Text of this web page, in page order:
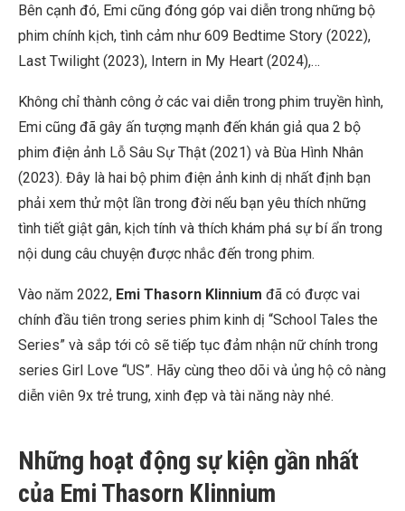
Bên cạnh đó, Emi cũng đóng góp vai diễn trong những bộ
phim chính kịch, tình cảm như 609 Bedtime Story (2022),
Last Twilight (2023), Intern in My Heart (2024),…
Không chỉ thành công ở các vai diễn trong phim truyền hình,
Emi cũng đã gây ấn tượng mạnh đến khán giả qua 2 bộ
phim điện ảnh Lỗ Sâu Sự Thật (2021) và Bùa Hình Nhân
(2023). Đây là hai bộ phim điện ảnh kinh dị nhất định bạn
phải xem thử một lần trong đời nếu bạn yêu thích những
tình tiết giật gân, kịch tính và thích khám phá sự bí ẩn trong
nội dung câu chuyện được nhắc đến trong phim.
Vào năm 2022, Emi Thasorn Klinnium đã có được vai
chính đầu tiên trong series phim kinh dị “School Tales the
Series” và sắp tới cô sẽ tiếp tục đảm nhận nữ chính trong
series Girl Love “US”. Hãy cùng theo dõi và ủng hộ cô nàng
diễn viên 9x trẻ trung, xinh đẹp và tài năng này nhé.
Những hoạt động sự kiện gần nhất
của Emi Thasorn Klinnium